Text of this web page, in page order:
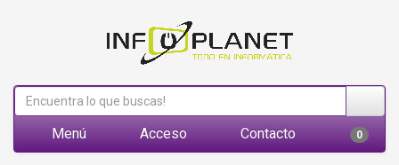
Menú Acceso Contacto 0